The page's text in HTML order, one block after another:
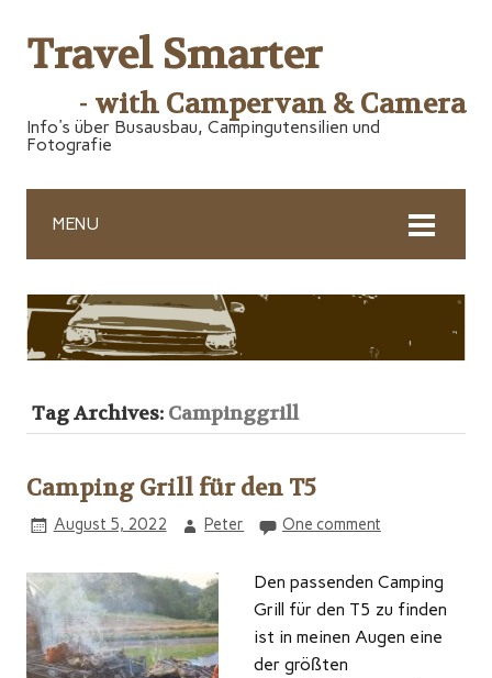
Travel Smarter
- with Campervan & Camera
Info's über Busausbau, Campingutensilien und
Fotografie
MENU
Tag Archives: Campinggrill
Camping Grill für den T5
August 5, 2022 Peter One comment
Den passenden Camping
Grill für den T5 zu finden
ist in meinen Augen eine
der größten